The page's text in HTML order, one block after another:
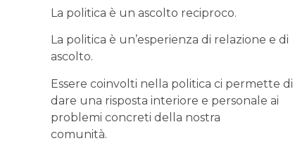
La politica è un ascolto reciproco.
La politica è un’esperienza di relazione e di
ascolto.
Essere coinvolti nella politica ci permette di
dare una risposta interiore e personale ai
problemi concreti della nostra
comunità.